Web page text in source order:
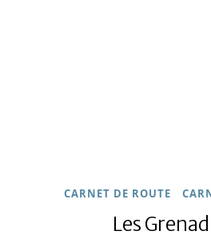
CARNET DE ROUTE
Les